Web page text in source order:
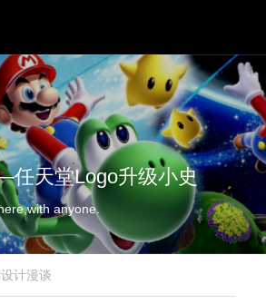
任天堂Logo升级小史
anyone.
设计漫谈